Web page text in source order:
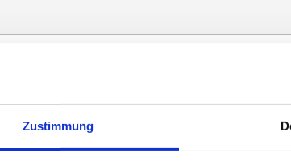
Zustimmung
Newsletter der Interzero Circular
dieDatenschutzerklärung zur Kenntnis